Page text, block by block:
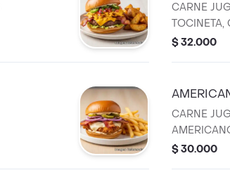
CARNE
TOCINETA,
SALSA DE
$ 32.000
CARNE
PICADA,
$ 30.000